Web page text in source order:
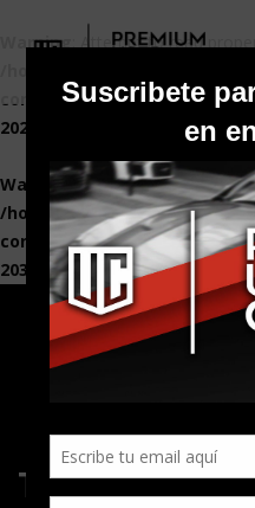
Warning: Attempt to read
content/plugins/elementor/
2021
Warning: Attempt to read
/home/premiumc/
content/plugins/elementor/
2030
Tienda